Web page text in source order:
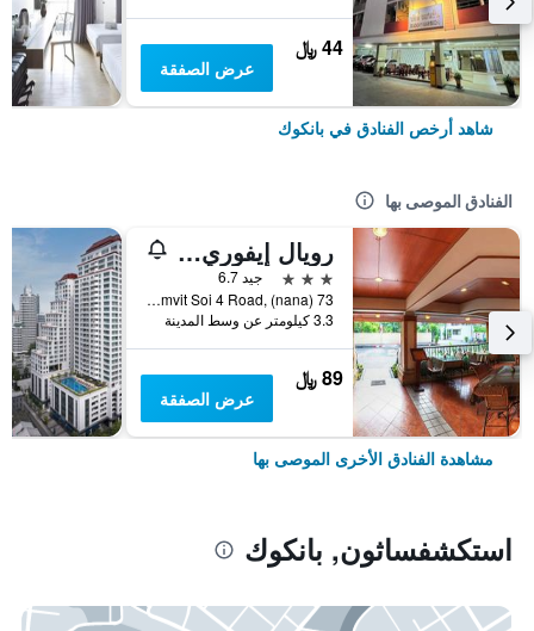
44 ﷼
عرض الصفقة
شاهد أرخص الفنادق في بانكوك
الفنادق الموصى بها
رويال إيفوري سوكومفيت نانا
3 نجوم
جيد 6.7
73 Sukhumvit Soi 4 Road, (nana), بانكوك, تايلاند
3.3 كيلومتر عن وسط المدينة
89 ﷼
عرض الصفقة
مشاهدة الفنادق الأخرى الموصى بها
استكشفساثون, بانكوك